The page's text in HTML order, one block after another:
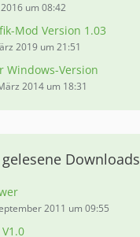
um 08:42
Mod Version 1.03
2019 um 21:51
Windows-Version
2014 um 18:31
Downloads
2011 um 09:55